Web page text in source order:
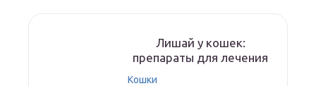
Лишай у кошек:
препараты для лечения
Кошки